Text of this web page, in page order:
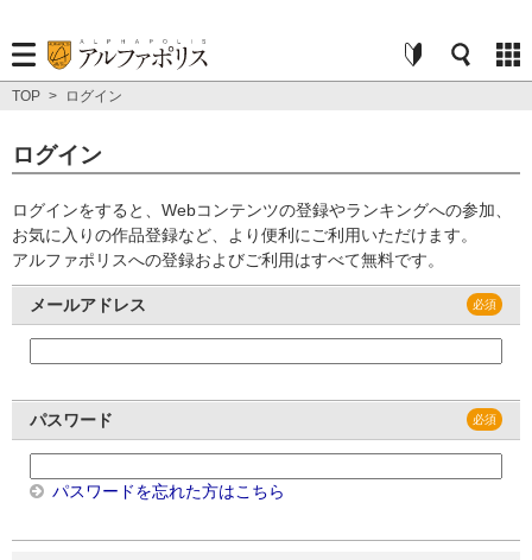
TOP > ログイン
ログイン
ログインをすると、Webコンテンツの登録やランキングへの参加、
お気に入りの作品登録など、より便利にご利用いただけます。
アルファポリスへの登録およびご利用はすべて無料です。
メールアドレス
パスワード
パスワードを忘れた方はこちら